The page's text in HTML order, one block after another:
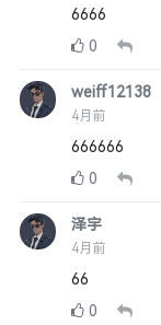
6666
0
weiff12138
4月前
666666
0
泽宇
4月前
66
0